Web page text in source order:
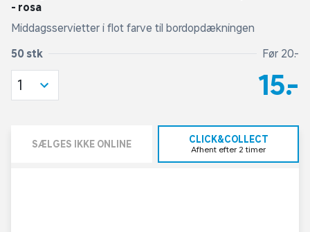
- rosa
Middagsservietter i flot farve til bordopdækningen
50 stk Før 20,-
15,-
1
SÆLGES IKKE ONLINE CLICK&COLLECT
Afhent efter 2 timer